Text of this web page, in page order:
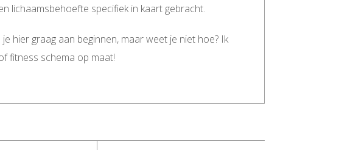
lichaamsbehoefte specifiek in kaart gebracht.
hier graag aan beginnen, maar weet je niet hoe? Ik
fitness schema op maat!